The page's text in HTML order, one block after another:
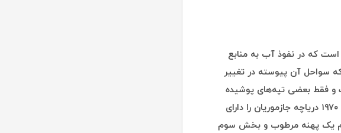
که در نفوذ آب به منابع
سواحل آن پیوسته در تغییر
و فقط بعضی تپه‌های پوشیده
از بوته و خار در آن دیده می‌شود[۱۰] در تحقیق کریستی در سال ۱۹۷۰ دریاچه جازموریان را دارای
یک پهنه مرطوب و بخش سوم